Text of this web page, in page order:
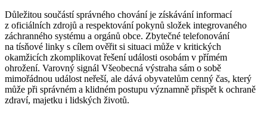
Důležitou součástí správného chování je získávání informací
z oficiálních zdrojů a respektování pokynů složek integrovaného
záchranného systému a orgánů obce. Zbytečné telefonování
na tísňové linky s cílem ověřit si situaci může v kritických
okamžicích zkomplikovat řešení události osobám v přímém
ohrožení. Varovný signál Všeobecná výstraha sám o sobě
mimořádnou událost neřeší, ale dává obyvatelům cenný čas, který
může při správném a klidném postupu významně přispět k ochraně
zdraví, majetku i lidských životů.